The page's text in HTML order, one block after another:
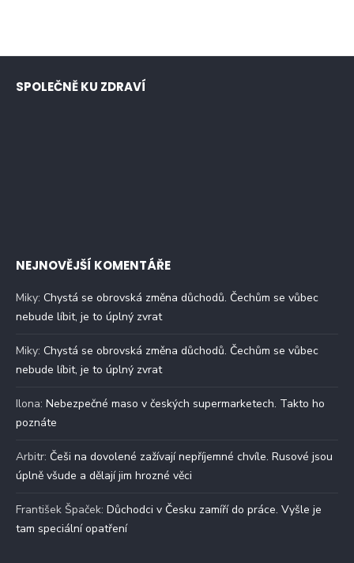
SPOLEČNĚ KU ZDRAVÍ
NEJNOVĚJŠÍ KOMENTÁŘE
Miky: Chystá se obrovská změna důchodů. Čechům se vůbec
nebude líbit, je to úplný zvrat
Miky: Chystá se obrovská změna důchodů. Čechům se vůbec
nebude líbit, je to úplný zvrat
Ilona: Nebezpečné maso v českých supermarketech. Takto ho
poznáte
Arbitr: Češi na dovolené zažívají nepříjemné chvíle. Rusové jsou
úplně všude a dělají jim hrozné věci
František Špaček: Důchodci v Česku zamíří do práce. Vyšle je
tam speciální opatření